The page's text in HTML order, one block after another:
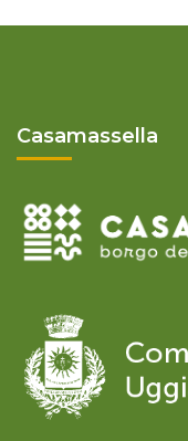
Casamassella